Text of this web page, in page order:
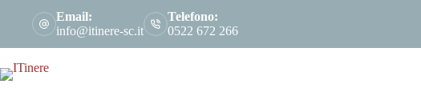
contenuto
Email:
info@itinere-sc.it
Telefono:
0522 672 266